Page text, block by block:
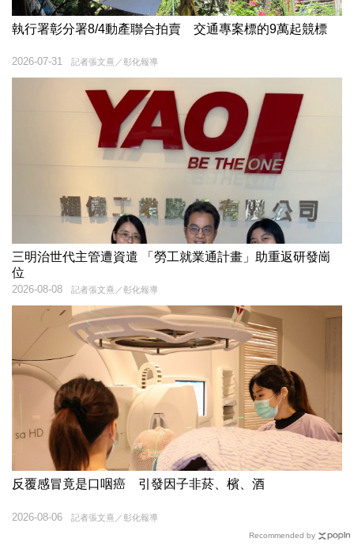
執行署彰分署8/4動產聯合拍賣 交通專案標的9萬起競標
記者張文熹／彰化報導
2026-07-31
三明治世代主管遭資遣 「勞工就業通計畫」助重返研發崗
位
記者張文熹／彰化報導
2026-08-08
反覆感冒竟是口咽癌 引發因子非菸、檳、酒
記者張文熹／彰化報導
2026-08-06
Recommended by